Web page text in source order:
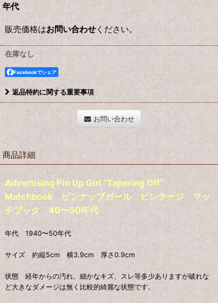
年代
販売価格はお問い合わせください。
在庫なし
Facebookでシェア
返品特約に関する重要事項
お問い合わせ
商品詳細
Advertising Pin Up Girl “Tapering Off”
Matchbook ピンナップガール ビンテージ マッ
チブック 40〜50年代
年代 1940〜50年代
サイズ 約縦5cm 横3.9cm 厚さ0.9cm
状態 経年からの汚れ、細かなキズ、スレ等多少ありますが破れな
ど大きなダメージは無く比較的綺麗な状態です。